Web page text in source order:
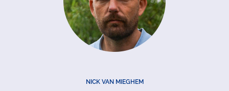
NICK VAN MIEGHEM